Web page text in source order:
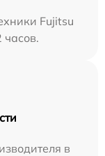
Fujitsu
часов.
в